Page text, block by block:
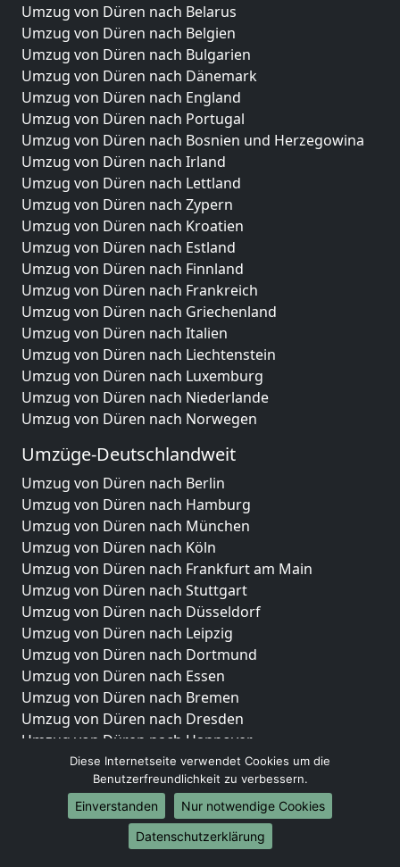
Umzug von Düren nach Belarus
Umzug von Düren nach Belgien
Umzug von Düren nach Bulgarien
Umzug von Düren nach Dänemark
Umzug von Düren nach England
Umzug von Düren nach Portugal
Umzug von Düren nach Bosnien und Herzegowina
Umzug von Düren nach Irland
Umzug von Düren nach Lettland
Umzug von Düren nach Zypern
Umzug von Düren nach Kroatien
Umzug von Düren nach Estland
Umzug von Düren nach Finnland
Umzug von Düren nach Frankreich
Umzug von Düren nach Griechenland
Umzug von Düren nach Italien
Umzug von Düren nach Liechtenstein
Umzug von Düren nach Luxemburg
Umzug von Düren nach Niederlande
Umzug von Düren nach Norwegen
Umzüge-Deutschlandweit
Umzug von Düren nach Berlin
Umzug von Düren nach Hamburg
Umzug von Düren nach München
Umzug von Düren nach Köln
Umzug von Düren nach Frankfurt am Main
Umzug von Düren nach Stuttgart
Umzug von Düren nach Düsseldorf
Umzug von Düren nach Leipzig
Umzug von Düren nach Dortmund
Umzug von Düren nach Essen
Umzug von Düren nach Bremen
Umzug von Düren nach Dresden
Umzug von Düren nach Hannover
Umzug von Düren nach Nürnberg
Umzug von Düren nach Duisburg
Umzug von Düren nach Bochum
Umzug von Düren nach Wuppertal
Umzug von Düren nach Bielefeld
Diese Internetseite verwendet Cookies um die
Benutzerfreundlichkeit zu verbessern.
Einverstanden
Nur notwendige Cookies
Datenschutzerklärung